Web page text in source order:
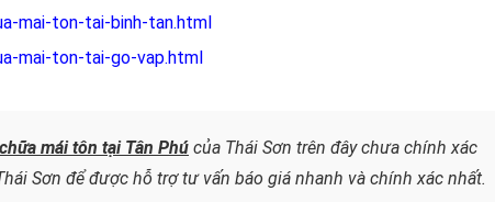
mai-ton-tai-binh-tan.html
mai-ton-tai-go-vap.html
mái tôn tại Tân Phú của Thái Sơn trên đây chưa chính xác
Sơn để được hỗ trợ tư vấn báo giá nhanh và chính xác nhất.